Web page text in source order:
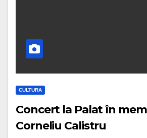
CULTURA
Concert la Palat în
Corneliu Calistru